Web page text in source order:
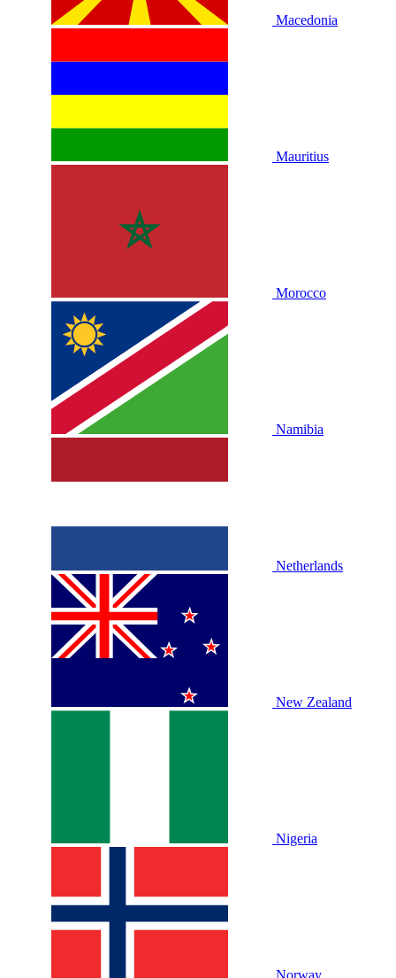
Macedonia
Mauritius
Morocco
Namibia
Netherlands
New Zealand
Nigeria
Norway